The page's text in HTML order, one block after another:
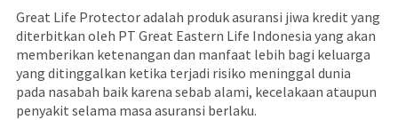
Great Life Protector adalah produk asuransi jiwa kredit yang
diterbitkan oleh PT Great Eastern Life Indonesia yang akan
memberikan ketenangan dan manfaat lebih bagi keluarga
yang ditinggalkan ketika terjadi risiko meninggal dunia
pada nasabah baik karena sebab alami, kecelakaan ataupun
penyakit selama masa asuransi berlaku.